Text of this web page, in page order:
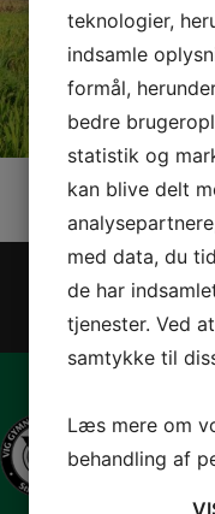
Har du
teknologier,
indsamle
formål,
bedre
statistik og
kan blive delt
med data, du
de har
tjenester. Ved
samtykke til
Læs mere om
behandling af